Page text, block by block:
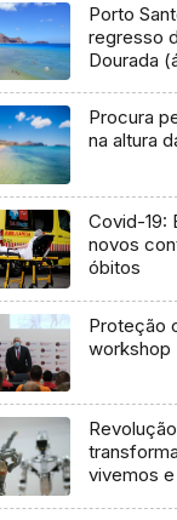
Porto
regresso
Dourada
Procura
na altura
Covid-19:
novos
óbitos
Proteção
workshop
vivemos